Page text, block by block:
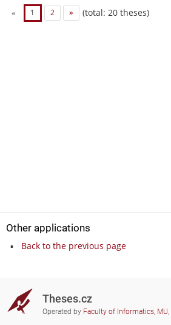
« 1 2 » (total: 20 theses)
Other applications
Back to the previous page
Theses.cz
Operated by Faculty of Informatics, MU,